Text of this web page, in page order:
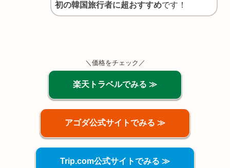
初の韓国旅行者に超おすすめです！
＼価格をチェック／
楽天トラベルでみる ≫
アゴダ公式サイトでみる ≫
Trip.com公式サイトでみる ≫